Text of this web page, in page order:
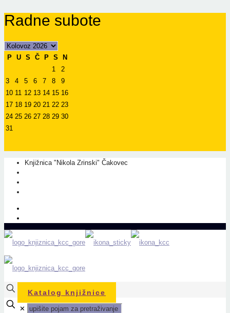
Radne subote
P U S Č P S
N
1
2
3
4 5 6 7 8
9
10 11 12 13 14 15 16
17 18 19 20 21 22 23
24 25 26 27 28 29 30
31
Knjižnica "Nikola Zrinski" Čakovec
Katalog knjižnice
✕